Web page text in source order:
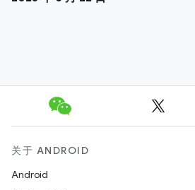
关于 ANDROID
Android